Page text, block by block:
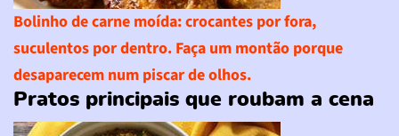
Bolinho de carne moída: crocantes por fora,
suculentos por dentro. Faça um montão porque
desaparecem num piscar de olhos.
Pratos principais que roubam a cena